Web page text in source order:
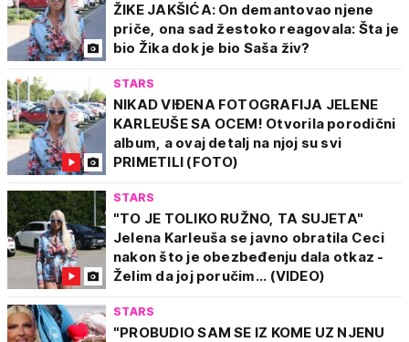
ŽIKE JAKŠIĆA: On demantovao njene
priče, ona sad žestoko reagovala: Šta je
bio Žika dok je bio Saša živ?
STARS
NIKAD VIĐENA FOTOGRAFIJA JELENE
KARLEUŠE SA OCEM! Otvorila porodični
album, a ovaj detalj na njoj su svi
PRIMETILI (FOTO)
STARS
"TO JE TOLIKO RUŽNO, TA SUJETA"
Jelena Karleuša se javno obratila Ceci
nakon što je obezbeđenju dala otkaz -
Želim da joj poručim... (VIDEO)
STARS
"PROBUDIO SAM SE IZ KOME UZ NJENU